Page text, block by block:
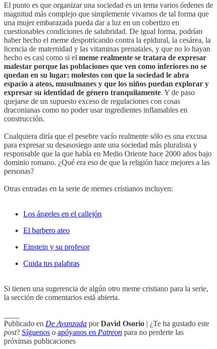
El punto es que organizar una sociedad es un tema varios órdenes de
magnitud más complejo que simplemente vivamos de tal forma que
una mujer embarazada pueda dar a luz en un cobertizo en
cuestionables condiciones de salubridad. De igual forma, podrían
haber hecho el meme despotricando contra la epidural, la cesárea, la
licencia de maternidad y las vitaminas prenatales, y que no lo hayan
hecho es casi como si el meme realmente se tratara de expresar
malestar porque las poblaciones que ven como inferiores no se
quedan en su lugar; molestos con que la sociedad le abra
espacio a ateos, musulmanes y que los niños puedan explorar y
expresar su identidad de género tranquilamente. Y de paso
quejarse de un supuesto exceso de regulaciones con cosas
draconianas como no poder usar ingredientes inflamables en
construcción.
Cualquiera diría que el pesebre vacío realmente sólo es una excusa
para expresar su desasosiego ante una sociedad más pluralista y
responsable que la que había en Medio Oriente hace 2000 años bajo
dominio romano. ¿Qué era eso de que la religión hace mejores a las
personas?
Otras entradas en la serie de memes cristianos incluyen:
Los ángeles en el callejón
El barbero ateo
Einstein y su profesor
Cuida tus palabras
Si tienen una sugerencia de algún otro meme cristiano para la serie,
la sección de comentarios está abierta.
Publicado en De Avanzada porDavid Osorio | ¿Te ha gustado este
post? Síguenos o apóyanos en Patreon para no perderte las
próximas publicaciones